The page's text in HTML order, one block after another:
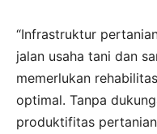
“Infrastruktur
jalan usaha tani dan
memerlukan
optimal. Tanpa
produktifitas